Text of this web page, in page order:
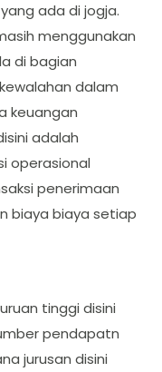
ada di jogja.
menggunakan
di bagian
dalam
keuangan
adalah
operasional
penerimaan
biaya biaya setiap
tinggi disini
pendapatn
jurusan disini